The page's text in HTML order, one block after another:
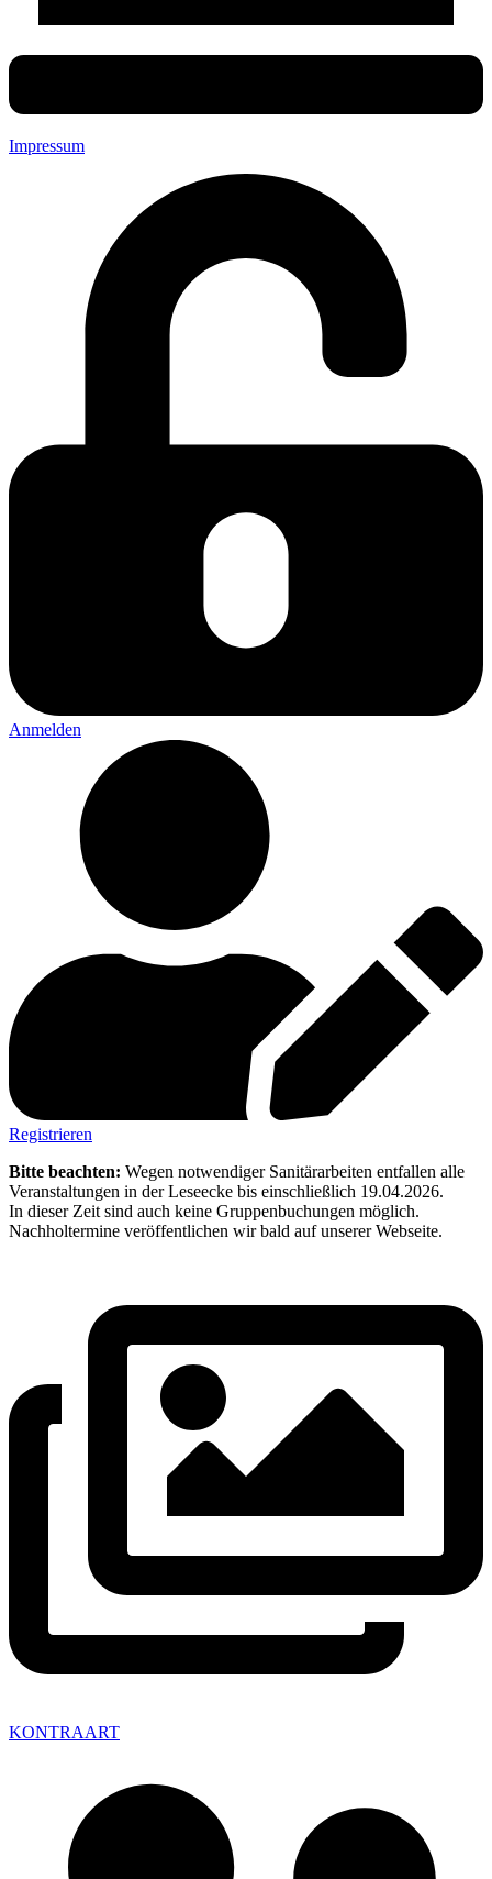
Impressum
Anmelden
Registrieren
Bitte beachten: Wegen notwendiger Sanitärarbeiten entfallen alle
Veranstaltungen in der Leseecke bis einschließlich 19.04.2026.
In dieser Zeit sind auch keine Gruppenbuchungen möglich.
Nachholtermine veröffentlichen wir bald auf unserer Webseite.
KONTRAART